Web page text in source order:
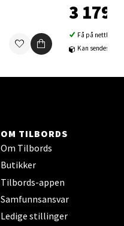
3 179,-
Få på nettlager
Kan sendes til
OM TILBORDS
Om Tilbords
Butikker
Tilbords-appen
Samfunnsansvar
Ledige stillinger
Velg